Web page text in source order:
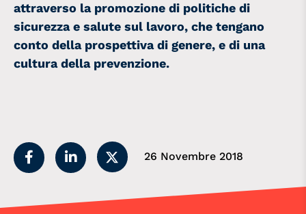
attraverso la promozione di politiche di
sicurezza e salute sul lavoro, che tengano
conto della prospettiva di genere, e di una
cultura della prevenzione.
26 Novembre 2018